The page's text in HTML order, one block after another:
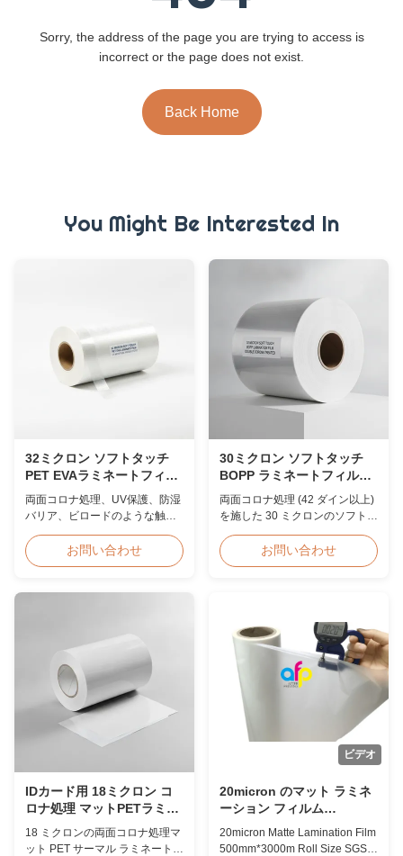
Sorry, the address of the page you are trying to access is
incorrect or the page does not exist.
Back Home
You Might Be Interested In
32ミクロン ソフトタッチ
PET EVAラミネートフィル
ム UV耐湿性 写真用
両面コロナ処理、UV保護、防湿
バリア、ビロードのような触感
フトタッチPET EVAサーマルラ
ミネートフィルムは、プレミア
グブック、および全面的な保護
お問い合わせ
30ミクロン ソフトタッチ
BOPP ラミネートフィルム
ダブルコロナ処理
両面コロナ処理 (42 ダイン以上)
を施した 30 ミクロンのソフトタ
フィルム、ベルベットのような
触感のある仕上がりで、プレミ
長さが利用可能です。
お問い合わせ
IDカード用 18ミクロン コ
ロナ処理 マットPETラミネ
ートフィルム
18 ミクロンの両面コロナ処理マ
ット PET サーマル ラミネート
ビデオ
20micron のマット ラミネ
ーション フィルム
500mm*3000m のロール サ
イズ SGS の証明
20micron Matte Lamination Film
500mm*3000m Roll Size SGS